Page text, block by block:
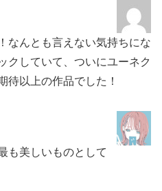
なんとも言えない気持ちにな
クしていて、ついにユーネク
待以上の作品でした！
も美しいものとして